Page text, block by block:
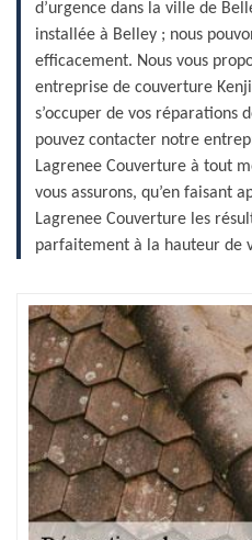
d’urgence dans la ville de
installée à Belley ; nous
efficacement. Nous vous
entreprise de couverture
s’occuper de vos réparations
pouvez contacter notre
Lagrenee Couverture à tout
vous assurons, qu’en faisant
Lagrenee Couverture les
parfaitement à la hauteur de